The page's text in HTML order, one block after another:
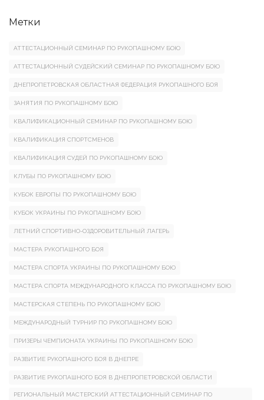
Метки
АТТЕСТАЦИОННЫЙ СЕМИНАР ПО РУКОПАШНОМУ БОЮ
АТТЕСТАЦИОННЫЙ СУДЕЙСКИЙ СЕМИНАР ПО РУКОПАШНОМУ БОЮ
ДНЕПРОПЕТРОВСКАЯ ОБЛАСТНАЯ ФЕДЕРАЦИЯ РУКОПАШНОГО БОЯ
ЗАНЯТИЯ ПО РУКОПАШНОМУ БОЮ
КВАЛИФИКАЦИОННЫЙ СЕМИНАР ПО РУКОПАШНОМУ БОЮ
КВАЛИФИКАЦИЯ СПОРТСМЕНОВ
КВАЛИФИКАЦИЯ СУДЕЙ ПО РУКОПАШНОМУ БОЮ
КЛУБЫ ПО РУКОПАШНОМУ БОЮ
КУБОК ЕВРОПЫ ПО РУКОПАШНОМУ БОЮ
КУБОК УКРАИНЫ ПО РУКОПАШНОМУ БОЮ
ЛЕТНИЙ СПОРТИВНО-ОЗДОРОВИТЕЛЬНЫЙ ЛАГЕРЬ
МАСТЕРА РУКОПАШНОГО БОЯ
МАСТЕРА СПОРТА УКРАИНЫ ПО РУКОПАШНОМУ БОЮ
МАСТЕРА СПОРТА МЕЖДУНАРОДНОГО КЛАССА ПО РУКОПАШНОМУ БОЮ
МАСТЕРСКАЯ СТЕПЕНЬ ПО РУКОПАШНОМУ БОЮ
МЕЖДУНАРОДНЫЙ ТУРНИР ПО РУКОПАШНОМУ БОЮ
ПРИЗЕРЫ ЧЕМПИОНАТА УКРАИНЫ ПО РУКОПАШНОМУ БОЮ
РАЗВИТИЕ РУКОПАШНОГО БОЯ В ДНЕПРЕ
РАЗВИТИЕ РУКОПАШНОГО БОЯ В ДНЕПРОПЕТРОВСКОЙ ОБЛАСТИ
РЕГИОНАЛЬНЫЙ МАСТЕРСКИЙ АТТЕСТАЦИОННЫЙ СЕМИНАР ПО